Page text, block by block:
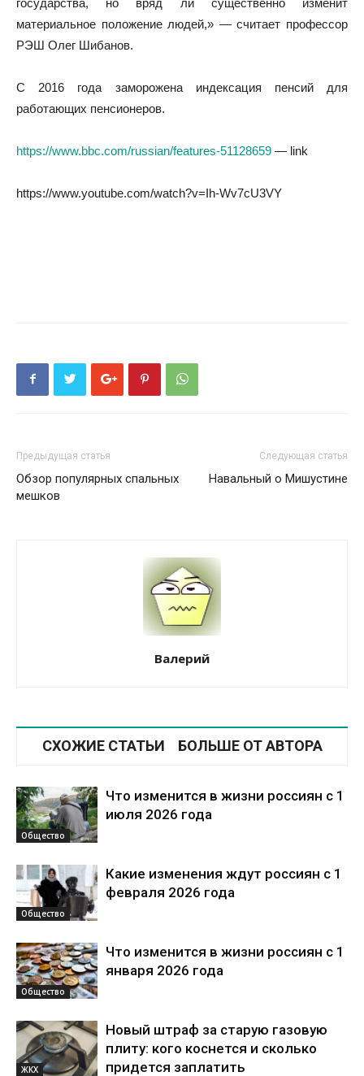
материальное положение людей,» — считает профессор
РЭШ Олег Шибанов.
С 2016 года заморожена индексация пенсий для
работающих пенсионеров.
https://www.bbc.com/russian/features-51128659 — link
https://www.youtube.com/watch?v=Ih-Wv7cU3VY
Предыдущая статья
Обзор популярных спальных
мешков
Следующая статья
Навальный о Мишустине
Валерий
СХОЖИЕ СТАТЬИ БОЛЬШЕ ОТ АВТОРА
Общество
Что изменится в жизни россиян с 1
июля 2026 года
Общество
Какие изменения ждут россиян с 1
февраля 2026 года
Общество
Что изменится в жизни россиян с 1
января 2026 года
ЖКХ
Новый штраф за старую газовую
плиту: кого коснется и сколько
придется заплатить